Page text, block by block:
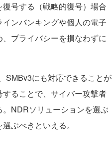
号する（戦略的復号）場合
ンバンキングや個人の電子
プライバシーを損なわずに
SMBv3にも対応できることが
ることで、サイバー攻撃者
NDRソリューションを選ぶ
ぶべきといえる。